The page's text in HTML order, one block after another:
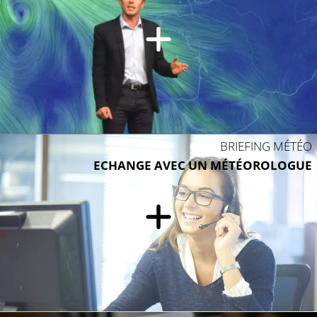
BRIEFING MÉTÉO
ECHANGE AVEC UN MÉTÉOROLOGUE